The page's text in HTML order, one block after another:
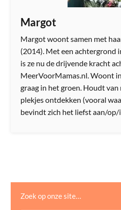
Margot
Margot woont samen met
(2014). Met een achtergrond
is ze nu de drijvende kracht
MeerVoorMamas.nl. Woont
graag in het groen. Houdt
plekjes ontdekken (vooral
bevindt zich het liefst aan/op/
Zoek op onze site…